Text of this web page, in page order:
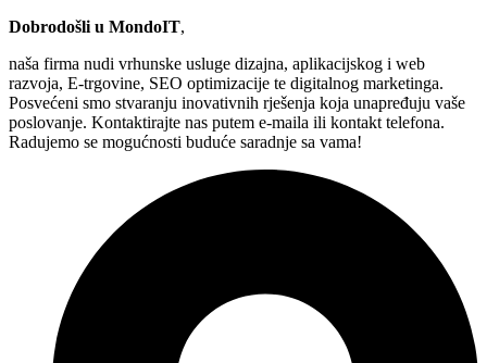
Dobrodošli u MondoIT,
naša firma nudi vrhunske usluge dizajna, aplikacijskog i web
razvoja, E-trgovine, SEO optimizacije te digitalnog marketinga.
Posvećeni smo stvaranju inovativnih rješenja koja unapređuju vaše
poslovanje. Kontaktirajte nas putem e-maila ili kontakt telefona.
Radujemo se mogućnosti buduće saradnje sa vama!